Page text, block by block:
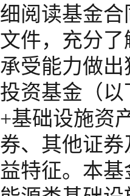
细阅读基金
文件，充分
承受能力做
投资基金（以
+基础设施资
券、其他证
益特征。本